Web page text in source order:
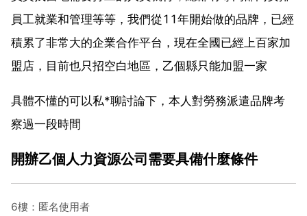
員工就業和管理等等，我們從11年開始做的品牌，已經
積累了非常大的企業合作平台，現在全國已經上百家加
盟店，目前也只招空白地區，乙個縣只能加盟一家
具體不懂的可以私*聊討論下，本人對勞務派遣品牌考
察過一段時間
開辦乙個人力資源公司需要具備什麼條件
6樓：匿名使用者